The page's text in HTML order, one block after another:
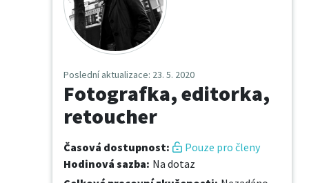
Poslední aktualizace: 23. 5. 2020
Fotografka, editorka,
retoucher
Časová dostupnost:
Pouze pro členy
Hodinová sazba: Na dotaz